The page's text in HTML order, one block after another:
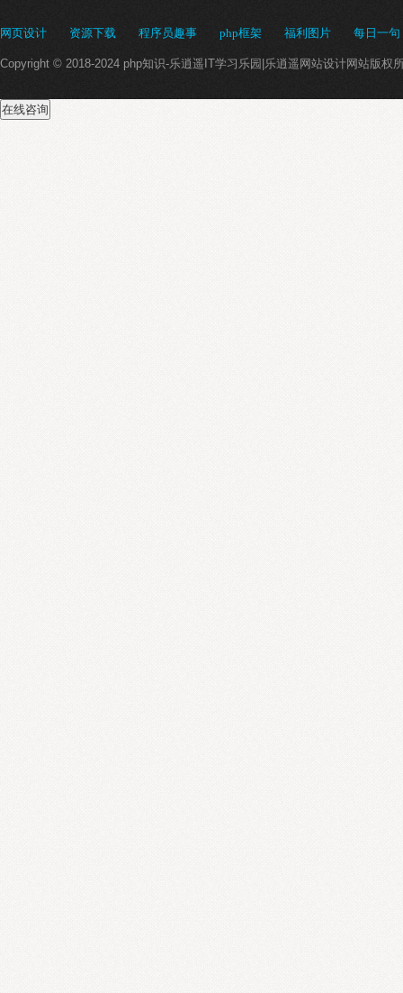
网页设计 资源下载 程序员趣事 php框架 福利图片 每日一句
Copyright © 2018-2024 php知识-乐逍遥IT学习乐园|乐逍遥网站设计网站版权